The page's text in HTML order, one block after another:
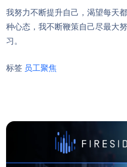
我努力不断提升自己，渴望每天
种心态，我不断鞭策自己尽最大
习。
标签 员工聚焦